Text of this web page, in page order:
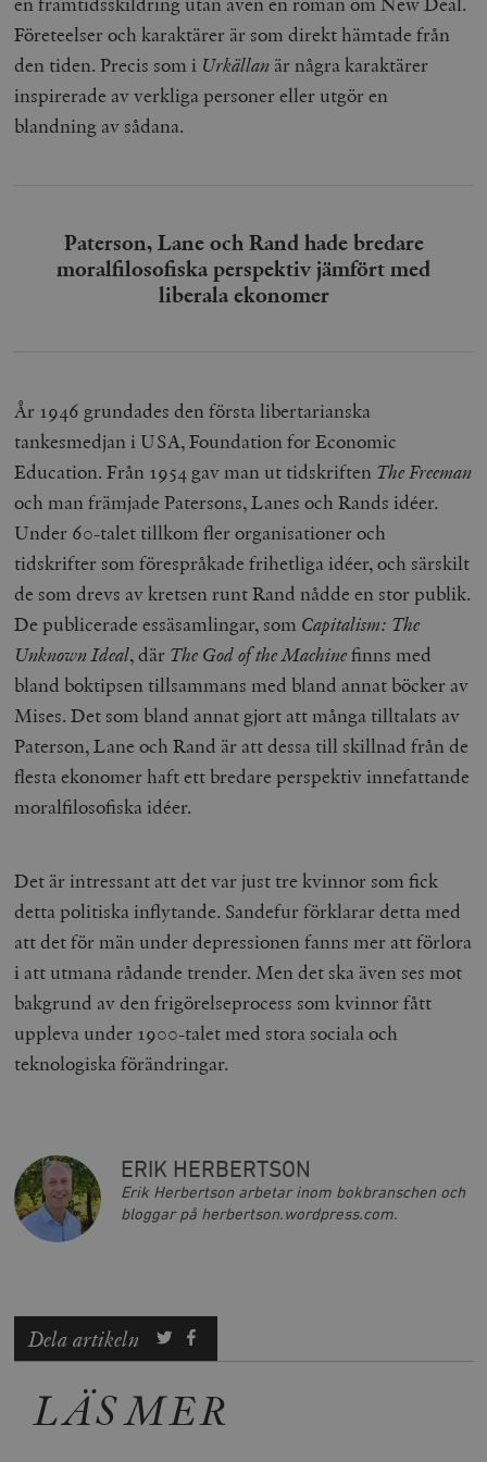
Företeelser och karaktärer är som direkt hämtade från
den tiden. Precis som i Urkällan är några karaktärer
inspirerade av verkliga personer eller utgör en
blandning av sådana.
Paterson, Lane och Rand hade bredare
moralfilosofiska perspektiv jämfört med
liberala ekonomer
År 1946 grundades den första libertarianska
tankesmedjan i USA, Foundation for Economic
Education. Från 1954 gav man ut tidskriften The Freeman
och man främjade Patersons, Lanes och Rands idéer.
Under 60-talet tillkom fler organisationer och
tidskrifter som förespråkade frihetliga idéer, och särskilt
de som drevs av kretsen runt Rand nådde en stor publik.
De publicerade essäsamlingar, som Capitalism: The
Unknown Ideal, där The God of the Machinefinns med
bland boktipsen tillsammans med bland annat böcker av
Mises. Det som bland annat gjort att många tilltalats av
Paterson, Lane och Rand är att dessa till skillnad från de
flesta ekonomer haft ett bredare perspektiv innefattande
moralfilosofiska idéer.
Det är intressant att det var just tre kvinnor som fick
detta politiska inflytande. Sandefur förklarar detta med
att det för män under depressionen fanns mer att förlora
i att utmana rådande trender. Men det ska även ses mot
bakgrund av den frigörelseprocess som kvinnor fått
uppleva under 1900-talet med stora sociala och
teknologiska förändringar.
ERIK HERBERTSON
Erik Herbertson arbetar inom bokbranschen och
bloggar på herbertson.wordpress.com.
Dela artikeln
LÄS MER
kärnwebbplatsfunktioner som användarinloggning
och kontohantering. Webbplatsen kan inte användas
ordentligt utan strikt nödvändiga cookies.
woocommerce_cart_hash
_hjFirstSeen
Hotjar Ltd
.timbro.se
woocommerce_items_in_cart
Automattic
timbro.se
wp_woocommerce_session_[abcdef0123456789]
{32}
timbro.se
__cf_bm
Cloudflare
Inc.
.myfonts.net
__cf_bm
Leverantör
_ga
Namn